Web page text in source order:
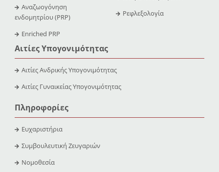
Αναζωογόνηση
ενδομητρίου (PRP)
Enriched PRP
Ρεφλεξολογία
Αιτίες Υπογονιμότητας
Αιτίες Ανδρικής Υπογονιμότητας
Αιτίες Γυναικείας Υπογονιμότητας
Πληροφορίες
Ευχαριστήρια
Συμβουλευτική Ζευγαριών
Νομοθεσία